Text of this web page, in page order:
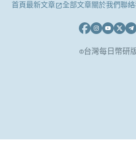
首頁最新文章 全部文章關於我們聯
©台灣每日幣研